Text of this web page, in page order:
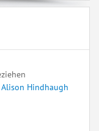
Hindhaugh